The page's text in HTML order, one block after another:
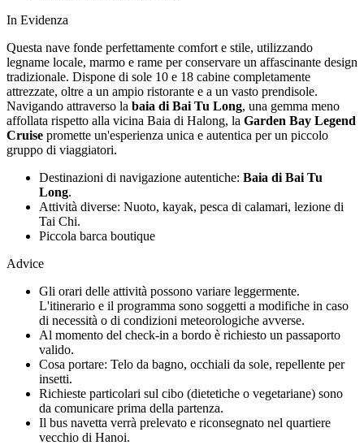
In Evidenza
Questa nave fonde perfettamente comfort e stile, utilizzando
legname locale, marmo e rame per conservare un affascinante design
tradizionale. Dispone di sole 10 e 18 cabine completamente
attrezzate, oltre a un ampio ristorante e a un vasto prendisole.
Navigando attraverso la baia di Bai Tu Long, una gemma meno
affollata rispetto alla vicina Baia di Halong, la Garden Bay Legend
Cruise promette un'esperienza unica e autentica per un piccolo
gruppo di viaggiatori.
Destinazioni di navigazione autentiche: Baia di Bai Tu
Long.
Attività diverse: Nuoto, kayak, pesca di calamari, lezione di
Tai Chi.
Piccola barca boutique
Advice
Gli orari delle attività possono variare leggermente.
L'itinerario e il programma sono soggetti a modifiche in caso
di necessità o di condizioni meteorologiche avverse.
Al momento del check-in a bordo è richiesto un passaporto
valido.
Cosa portare: Telo da bagno, occhiali da sole, repellente per
insetti.
Richieste particolari sul cibo (dietetiche o vegetariane) sono
da comunicare prima della partenza.
Il bus navetta verrà prelevato e riconsegnato nel quartiere
vecchio di Hanoi.